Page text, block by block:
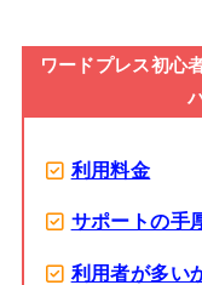
ワードプレス初心
利用料金
サポートの手
利用者が多い